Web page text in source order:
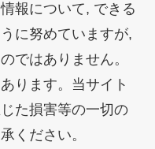
報について, できる
に努めていますが,
ではありません。
ります。当サイト
た損害等の一切の
ください。